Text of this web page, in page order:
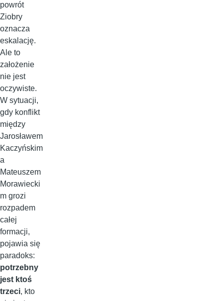
powrót
Ziobry
oznacza
eskalację.
Ale to
założenie
nie jest
oczywiste.
W sytuacji,
gdy konflikt
między
Jarosławem
Kaczyńskim
a
Mateuszem
Morawiecki
m grozi
rozpadem
całej
formacji,
pojawia się
paradoks:
potrzebny
jest ktoś
trzeci, kto